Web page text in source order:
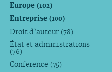
Europe (102)
Entreprise (100)
Droit d’auteur (78)
État et administrations
(76)
Conference (75)